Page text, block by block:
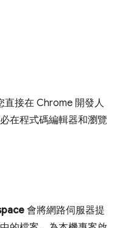
接在 Chrome 開發人
在程式碼編輯器和瀏覽
會將網路伺服器提